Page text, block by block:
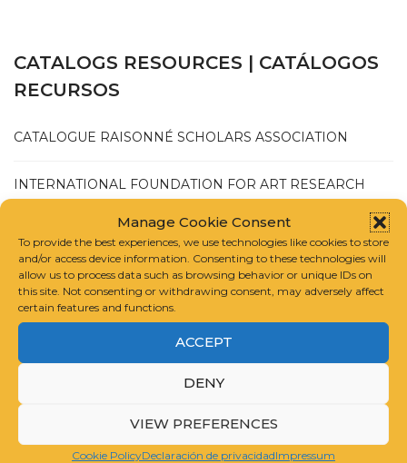
Manage Cookie Consent
To provide the best experiences, we use technologies like cookies to store
and/or access device information. Consenting to these technologies will
allow us to process data such as browsing behavior or unique IDs on
this site. Not consenting or withdrawing consent, may adversely affect
certain features and functions.
ACCEPT
DENY
VIEW PREFERENCES
Cookie PolicyDeclaración de privacidadImpressum
CATALOGS RESOURCES | CATÁLOGOS
RECURSOS
CATALOGUE RAISONNÉ SCHOLARS ASSOCIATION
INTERNATIONAL FOUNDATION FOR ART RESEARCH
GUIDELINES FOR COMPILING A CATALOGUE RAISONNÉ
NOVIEMBRE 2024